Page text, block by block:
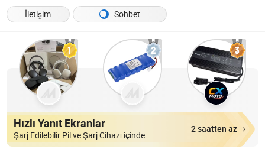
İletişim
Sohbet
Hızlı Yanıt Ekranlar
Şarj Edilebilir Pil ve Şarj Cihazı içinde
2 saatten az